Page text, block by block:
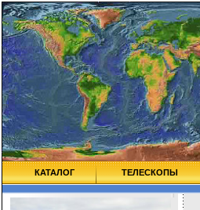
КАТАЛОГ ТЕЛЕСКОПЫ